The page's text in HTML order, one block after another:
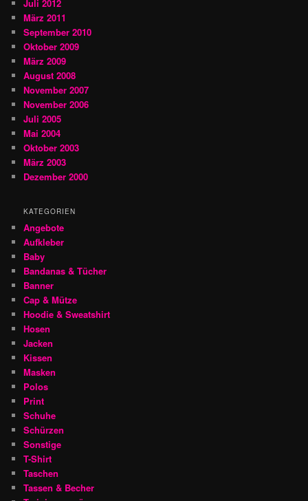
Juli 2012
März 2011
September 2010
Oktober 2009
März 2009
August 2008
November 2007
November 2006
Juli 2005
Mai 2004
Oktober 2003
März 2003
Dezember 2000
KATEGORIEN
Angebote
Aufkleber
Baby
Bandanas & Tücher
Banner
Cap & Mütze
Hoodie & Sweatshirt
Hosen
Jacken
Kissen
Masken
Polos
Print
Schuhe
Schürzen
Sonstige
T-Shirt
Taschen
Tassen & Becher